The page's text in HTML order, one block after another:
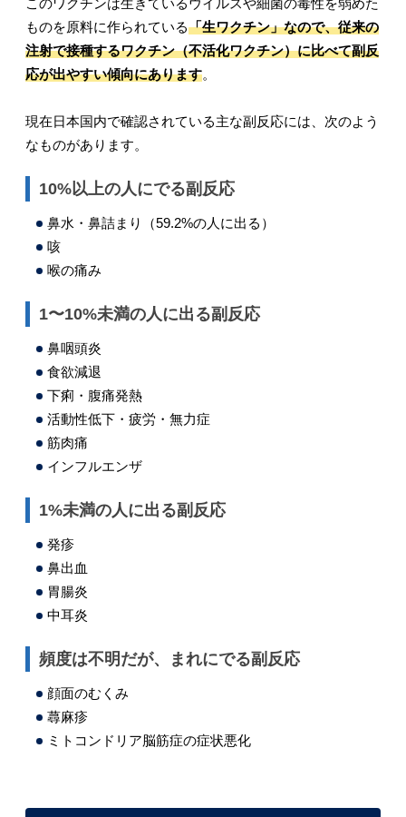
このワクチンは生きているウイルスや細菌の毒性を弱めた
ものを原料に作られている「生ワクチン」なので、従来の
注射で接種するワクチン（不活化ワクチン）に比べて副反
応が出やすい傾向にあります。
現在日本国内で確認されている主な副反応には、次のよう
なものがあります。
10%以上の人にでる副反応
鼻水・鼻詰まり（59.2%の人に出る）
咳
喉の痛み
1〜10%未満の人に出る副反応
鼻咽頭炎
食欲減退
下痢・腹痛発熱
活動性低下・疲労・無力症
筋肉痛
インフルエンザ
1%未満の人に出る副反応
発疹
鼻出血
胃腸炎
中耳炎
頻度は不明だが、まれにでる副反応
顔面のむくみ
蕁麻疹
ミトコンドリア脳筋症の症状悪化